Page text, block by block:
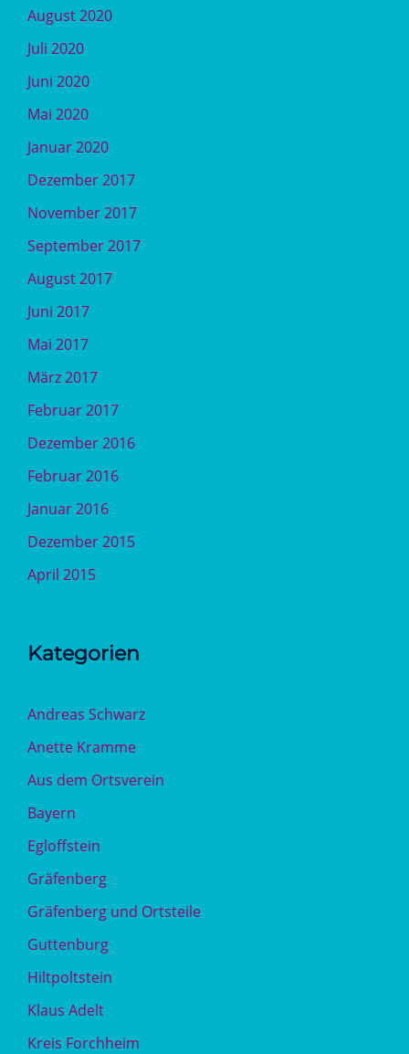
August 2020
Juli 2020
Juni 2020
Mai 2020
Januar 2020
Dezember 2017
November 2017
September 2017
August 2017
Juni 2017
Mai 2017
März 2017
Februar 2017
Dezember 2016
Februar 2016
Januar 2016
Dezember 2015
April 2015
Kategorien
Andreas Schwarz
Anette Kramme
Aus dem Ortsverein
Bayern
Egloffstein
Gräfenberg
Gräfenberg und Ortsteile
Guttenburg
Hiltpoltstein
Klaus Adelt
Kreis Forchheim